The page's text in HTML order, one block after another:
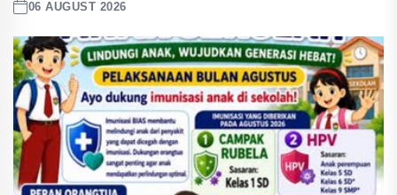
06 AUGUST 2026